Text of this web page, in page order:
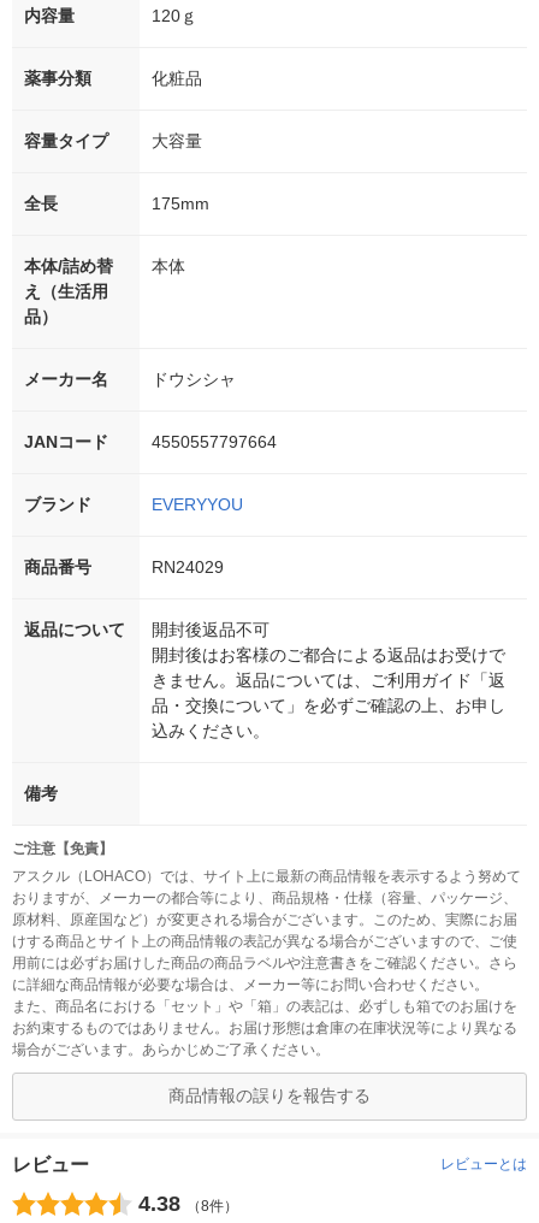
内容量 120ｇ
薬事分類 化粧品
容量タイプ 大容量
全長 175mm
本体/詰め替
え（生活用
品）
本体
メーカー名 ドウシシャ
JANコード 4550557797664
ブランド EVERYYOU
商品番号 RN24029
返品について
開封後返品不可
開封後はお客様のご都合による返品はお受けで
きません。返品については、ご利用ガイド「返
品・交換について」を必ずご確認の上、お申し
込みください。
備考
ご注意【免責】
アスクル（LOHACO）では、サイト上に最新の商品情報を表示するよう努めて
おりますが、メーカーの都合等により、商品規格・仕様（容量、パッケージ、
原材料、原産国など）が変更される場合がございます。このため、実際にお届
けする商品とサイト上の商品情報の表記が異なる場合がございますので、ご使
用前には必ずお届けした商品の商品ラベルや注意書きをご確認ください。さら
に詳細な商品情報が必要な場合は、メーカー等にお問い合わせください。
また、商品名における「セット」や「箱」の表記は、必ずしも箱でのお届けを
お約束するものではありません。お届け形態は倉庫の在庫状況等により異なる
場合がございます。あらかじめご了承ください。
商品情報の誤りを報告する
レビュー レビューとは
4.38 （8件）